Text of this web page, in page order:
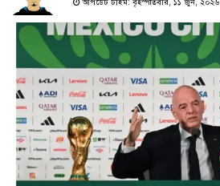
আপডেট টাইম: বৃহস্পতিবার, ১১ জুন, ২০২৬